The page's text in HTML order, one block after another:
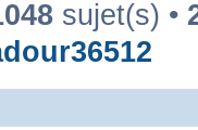
sujet(s) •